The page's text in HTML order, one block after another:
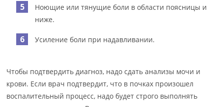
Ноющие или тянущие боли в области поясницы и
ниже.
Усиление боли при надавливании.
Чтобы подтвердить диагноз, надо сдать анализы мочи и
крови. Если врач подтвердит, что в почках произошел
воспалительный процесс, надо будет строго выполнять